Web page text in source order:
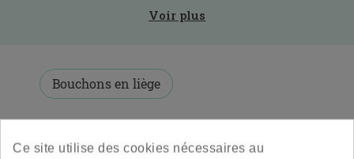
argent.
Voir plus
Bouchons en liège
Ce site utilise des cookies nécessaires au